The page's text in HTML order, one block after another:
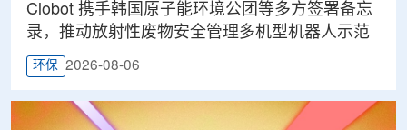
Clobot 携手韩国原子能环境公团等多方签署备忘
录，推动放射性废物安全管理多机型机器人示范
环保 2026-08-06